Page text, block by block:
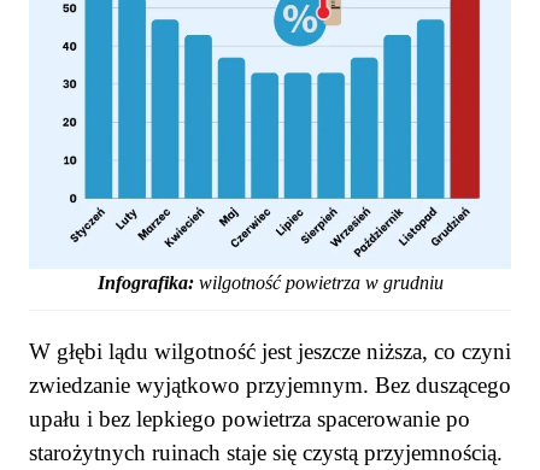
Infografika:wilgotność powietrza w grudniu
W głębi lądu wilgotność jest jeszcze niższa, co czyni
zwiedzanie wyjątkowo przyjemnym. Bez duszącego
upału i bez lepkiego powietrza spacerowanie po
starożytnych ruinach staje się czystą przyjemnością.